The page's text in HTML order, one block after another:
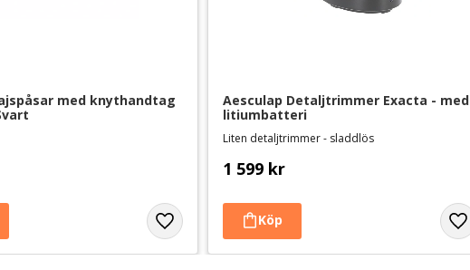
med knythandtag
Aesculap Detaljtrimmer Exacta - med
litiumbatteri
Liten detaljtrimmer - sladdlös
1 599 kr